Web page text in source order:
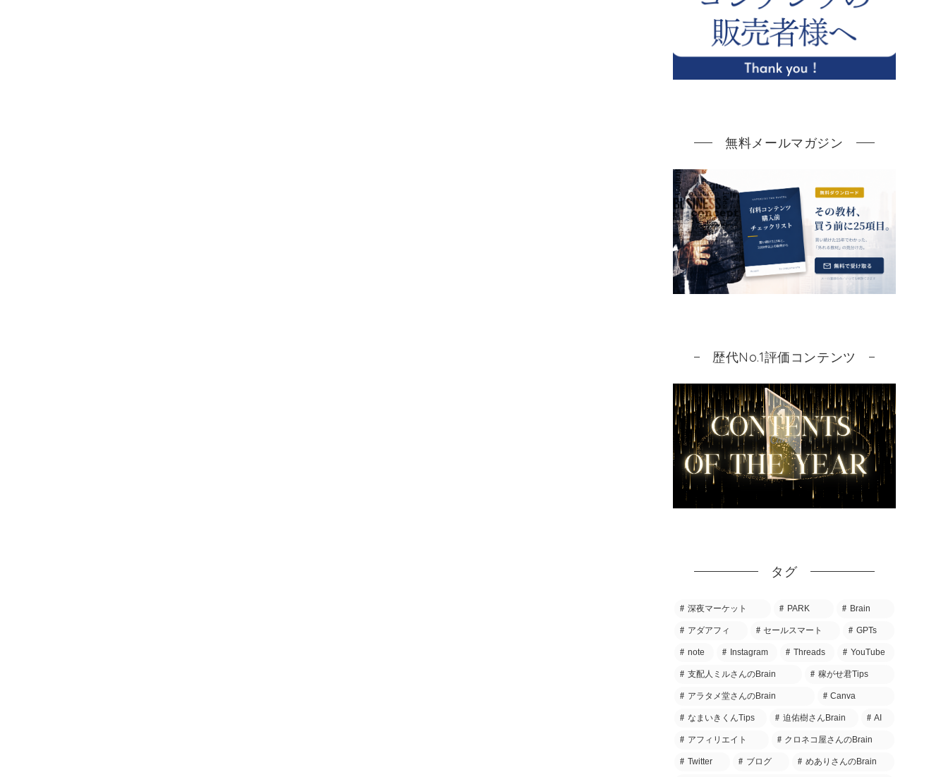
無料メールマガジン
歴代No.1評価コンテンツ
タグ
深夜マーケット PARK Brain
アダアフィ セールスマート GPTs
note Instagram Threads YouTube
支配人ミルさんのBrain 稼がせ君Tips
アラタメ堂さんのBrain Canva
なまいきくんTips 迫佑樹さんBrain AI
アフィリエイト クロネコ屋さんのBrain
Twitter ブログ めありさんのBrain